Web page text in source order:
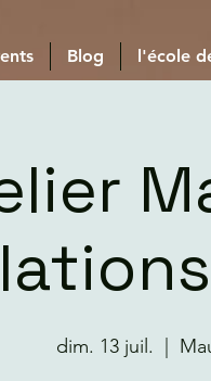
Blog l'école
dim. 13 juil.